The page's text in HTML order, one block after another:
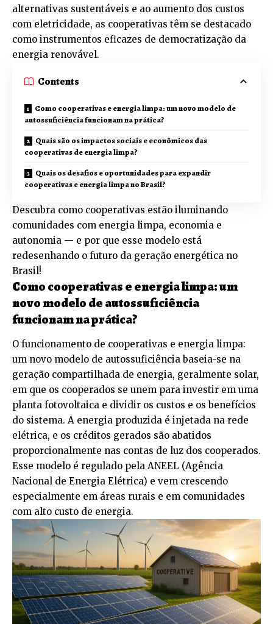
alternativas sustentáveis e ao aumento dos custos
com eletricidade, as cooperativas têm se destacado
como instrumentos eficazes de democratização da
energia renovável.
Contents
Como cooperativas e energia limpa: um novo modelo de
autossuficiência funcionam na prática?
Quais são os impactos sociais e econômicos das
cooperativas de energia limpa?
Quais os desafios e oportunidades para expandir
cooperativas e energia limpa no Brasil?
Descubra como cooperativas estão iluminando
comunidades com energia limpa, economia e
autonomia — e por que esse modelo está
redesenhando o futuro da geração energética no
Brasil!
Como cooperativas e energia limpa: um
novo modelo de autossuficiência
funcionam na prática?
O funcionamento de cooperativas e energia limpa:
um novo modelo de autossuficiência baseia-se na
geração compartilhada de energia, geralmente solar,
em que os cooperados se unem para investir em uma
planta fotovoltaica e dividir os custos e os benefícios
do sistema. A energia produzida é injetada na rede
elétrica, e os créditos gerados são abatidos
proporcionalmente nas contas de luz dos cooperados.
Esse modelo é regulado pela ANEEL (Agência
Nacional de Energia Elétrica) e vem crescendo
especialmente em áreas rurais e em comunidades
com alto custo de energia.